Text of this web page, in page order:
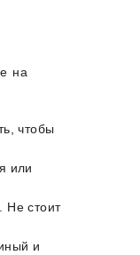
на
чтобы
или
Не стоит
и